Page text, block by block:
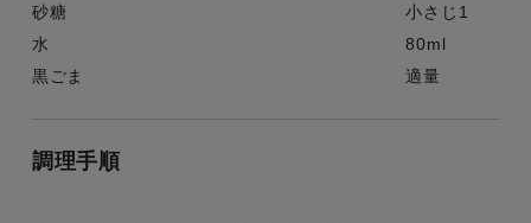
砂糖
小さじ1
水
80ml
黒ごま
適量
調理手順